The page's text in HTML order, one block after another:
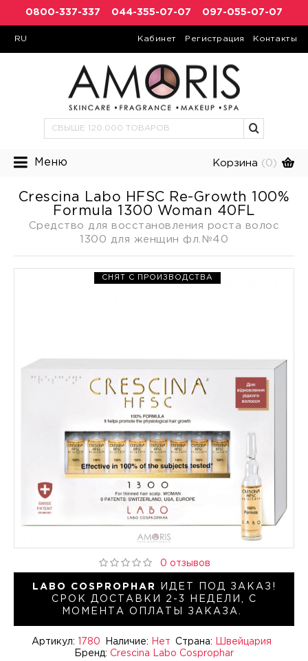
0800-337-337 044-355-07-07 097-055-07-07
RU Кабинет Регистрация Контакты
Меню Корзина (0)
Crescina Labo HFSC Re-Growth 100%
Formula 1300 Woman 40FL
Средство для восстановления роста волос
1300 для женщин фл.№40
СНЯТ С ПРОИЗВОДСТВА
LABO COSPROPHAR
ИДЕТ ПОД ЗАКАЗ!
СРОК ДОСТАВКИ 2-3 НЕДЕЛИ, С
МОМЕНТА ОПЛАТЫ ЗАКАЗА.
Артикул: 1780 Наличие: Нет Страна:
Швейцария
Бренд: Crescina Labo Cosprophar
0 отзывов